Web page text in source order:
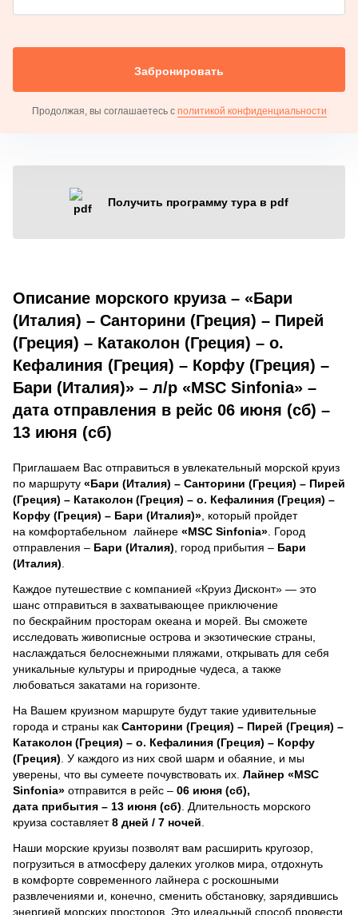
Забронировать
Продолжая, вы соглашаетесь с политикой конфиденциальности
Получить программу тура в pdf
Описание морского круиза – «Бари
(Италия) – Санторини (Греция) – Пирей
(Греция) – Катаколон (Греция) – о.
Кефалиния (Греция) – Корфу (Греция) –
Бари (Италия)» – л/р «MSC Sinfonia» –
дата отправления в рейс 06 июня (сб) –
13 июня (сб)
Приглашаем Вас отправиться в увлекательный морской круиз
по маршруту «Бари (Италия) – Санторини (Греция) – Пирей
(Греция) – Катаколон (Греция) – о. Кефалиния (Греция) –
Корфу (Греция) – Бари (Италия)» , который пройдет
на комфортабельном лайнере «MSC Sinfonia» . Город
отправления – Бари (Италия) , город прибытия – Бари
(Италия)
Каждое путешествие с компанией «Круиз Дисконт» — это
шанс отправиться в захватывающее приключение
по бескрайним просторам океана и морей. Вы сможете
исследовать живописные острова и экзотические страны,
наслаждаться белоснежными пляжами, открывать для себя
уникальные культуры и природные чудеса, а также
любоваться закатами на горизонте.
На Вашем круизном маршруте будут такие удивительные
города и страны как Санторини (Греция) – Пирей (Греция) –
Катаколон (Греция) – о. Кефалиния (Греция) – Корфу
(Греция) . У каждого из них свой шарм и обаяние, и мы
уверены, что вы сумеете почувствовать их. Лайнер «MSC
Sinfonia» отправится в рейс – 06 июня (сб),
дата прибытия – 13 июня (сб) . Длительность морского
круиза составляет8 дней / 7 ночей
Наши морские круизы позволят вам расширить кругозор,
погрузиться в атмосферу далеких уголков мира, отдохнуть
в комфорте современного лайнера с роскошными
развлечениями и, конечно, сменить обстановку, зарядившись
энергией морских просторов. Это идеальный способ провести